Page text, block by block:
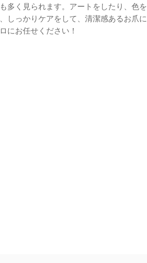
多く見られます。アートをしたり、色を
しっかりケアをして、清潔感あるお爪に
にお任せください！